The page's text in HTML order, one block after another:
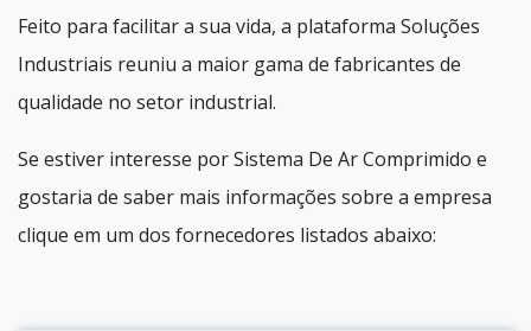
Feito para facilitar a sua vida, a plataforma Soluções
Industriais reuniu a maior gama de fabricantes de
qualidade no setor industrial.
Se estiver interesse por Sistema De Ar Comprimido e
gostaria de saber mais informações sobre a empresa
clique em um dos fornecedores listados abaixo: